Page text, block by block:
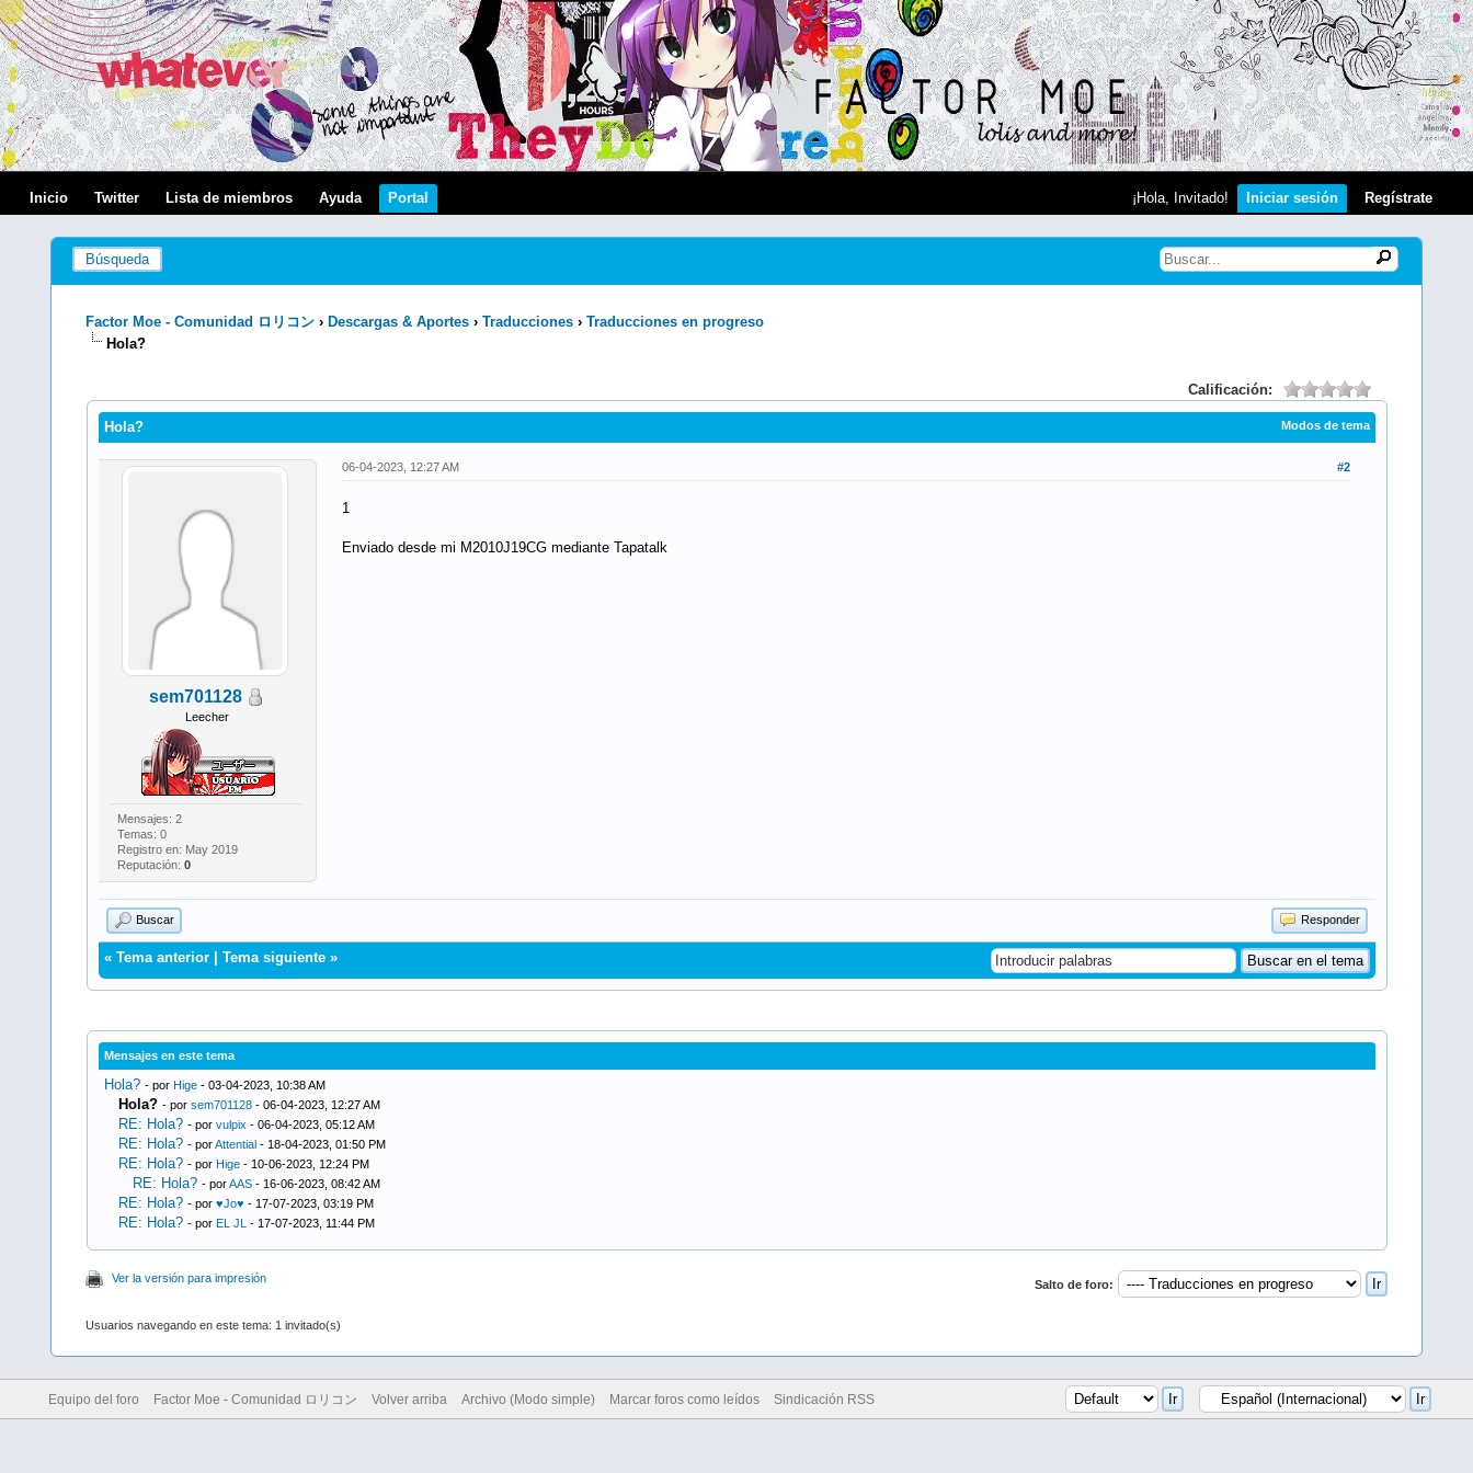
Inicio Twitter Lista de miembros Ayuda Portal ¡Hola, Invitado! Iniciar sesión Regístrate
Búsqueda
Factor Moe - Comunidad ロリコン › Descargas & Aportes ›Traducciones ›Traducciones en progreso
Hola?
Calificación:
Modos de tema
Hola?
sem701128
Leecher
Mensajes: 2
Temas: 0
Registro en: May 2019
Reputación:0
#2
06-04-2023, 12:27 AM
1
Enviado desde mi M2010J19CG mediante Tapatalk
Buscar Responder
« Tema anterior| Tema siguiente»
Mensajes en este tema
Hola? - por Hige- 03-04-2023, 10:38 AM
Hola? - por sem701128- 06-04-2023, 12:27 AM
RE: Hola? - por vulpix - 06-04-2023, 05:12 AM
RE: Hola? - porAttential - 18-04-2023, 01:50 PM
RE: Hola? - por Hige- 10-06-2023, 12:24 PM
RE: Hola? - porAAS- 16-06-2023, 08:42 AM
RE: Hola? - por ♥Jo♥ - 17-07-2023, 03:19 PM
RE: Hola? - por EL JL - 17-07-2023, 11:44 PM
Ver la versión para impresión Salto de foro:
Usuarios navegando en este tema: 1 invitado(s)
Equipo del foro Factor Moe - Comunidad ロリコン Volver arriba Archivo (Modo simple) Marcar foros como leídos Sindicación RSS